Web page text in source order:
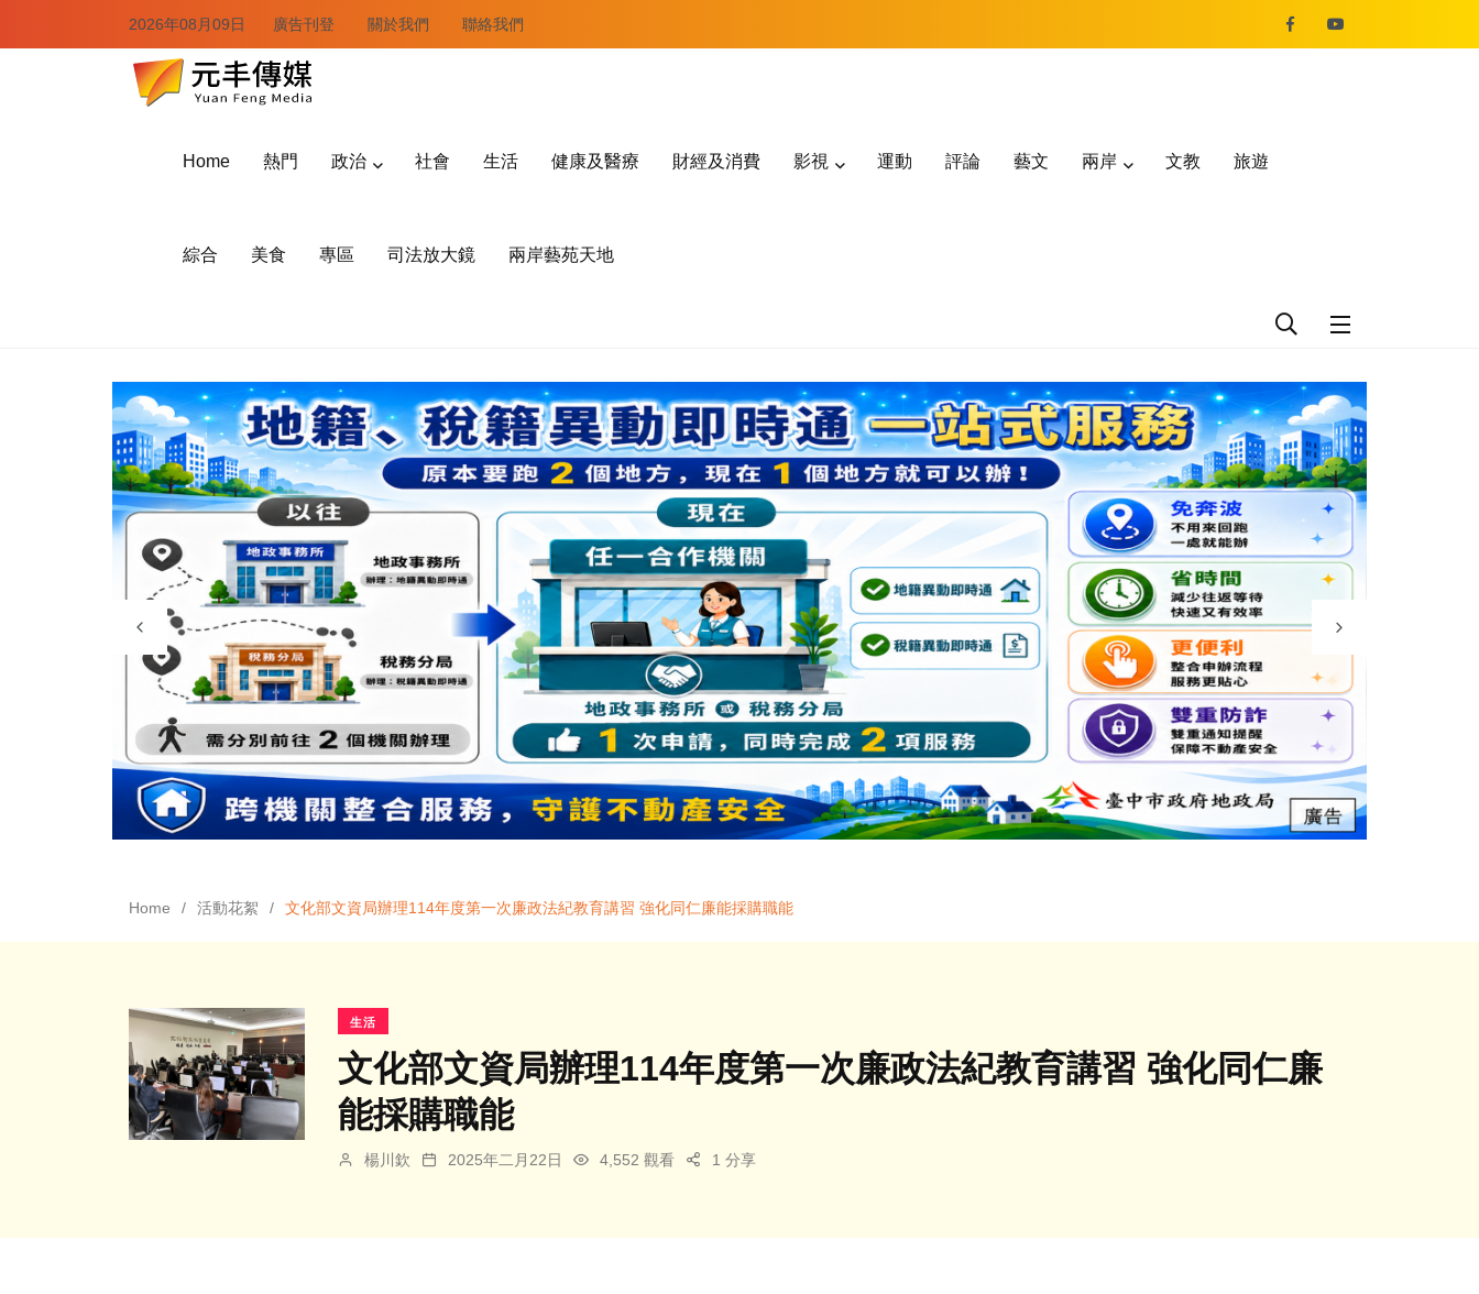
2026年08月09日 廣告刊登 關於我們 聯絡我們
Home 熱門 政治 社會 生活 健康及醫療 財經及消費 影視 運動 評論 藝文 兩岸 文教 旅遊
綜合 美食 專區 司法放大鏡 兩岸藝苑天地
Home 活動花絮 文化部文資局辦理114年度第一次廉政法紀教育講習 強化同仁廉能採購職能
生活
文化部文資局辦理114年度第一次廉政法紀教育講習 強化同仁廉
能採購職能
楊川欽 2025年二月22日 4,552 觀看 1 分享